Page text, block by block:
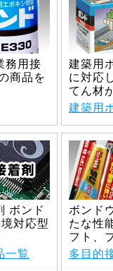
務用接
商品を
建築用
に対応
てん材
建築用
ボンド
対応型
一覧
ボンド
たな性
フト、
多目的